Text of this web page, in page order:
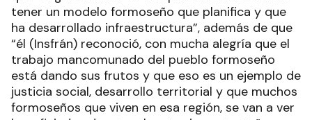
tener un modelo formoseño que planifica y que
ha desarrollado infraestructura”, además de que
“él (Insfrán) reconoció, con mucha alegría que el
trabajo mancomunado del pueblo formoseño
está dando sus frutos y que eso es un ejemplo de
justicia social, desarrollo territorial y que muchos
formoseños que viven en esa región, se van a ver